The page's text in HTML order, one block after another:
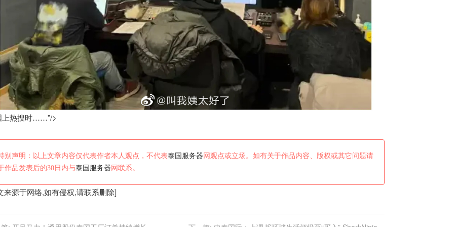
上热搜时……”/>
别声明：以上文章内容仅代表作者本人观点，不代表泰国服务器 网观点或立场。如有关于作品内容、版权或其它问题请
作品发表后的30日内与泰国服务器 网联系。
来源于网络,如有侵权,请联系删除]